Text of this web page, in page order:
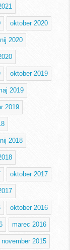
oktober 2020
2020
oktober 2019
2019
2019
2018
oktober 2017
oktober 2016
marec 2016
november 2015